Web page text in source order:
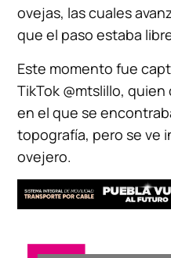
ovejas, las cuales
que el paso estaba
Este momento fue
TikTok @mtslillo,
en el que se
topografía, pero se ve
ovejero.